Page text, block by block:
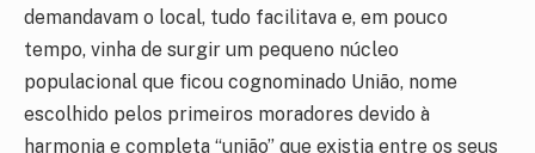
demandavam o local, tudo facilitava e, em pouco
tempo, vinha de surgir um pequeno núcleo
populacional que ficou cognominado União, nome
escolhido pelos primeiros moradores devido à
harmonia e completa “união” que existia entre os seus